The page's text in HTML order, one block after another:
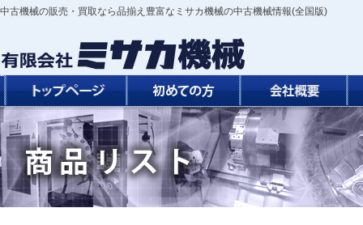
中古機械の販売・買取なら品揃え豊富なミサカ機械の中古機械情報(全国版)